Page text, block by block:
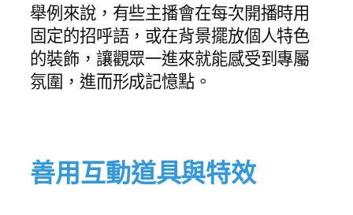
舉例來說，有些主播會在每次開播時用
固定的招呼語，或在背景擺放個人特色
的裝飾，讓觀眾一進來就能感受到專屬
氛圍，進而形成記憶點。
善用互動道具與特效